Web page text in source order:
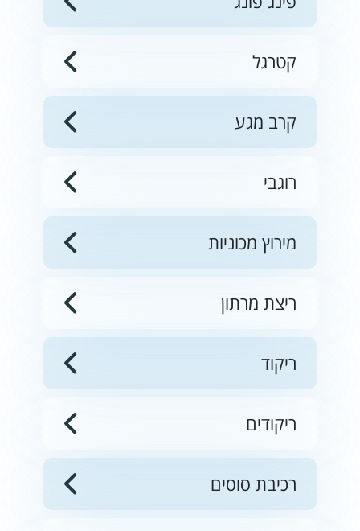
קטרגל
קרב מגע
רוגבי
מירוץ מכוניות
ריצת מרתון
ריקוד
ריקודים
רכיבת סוסים